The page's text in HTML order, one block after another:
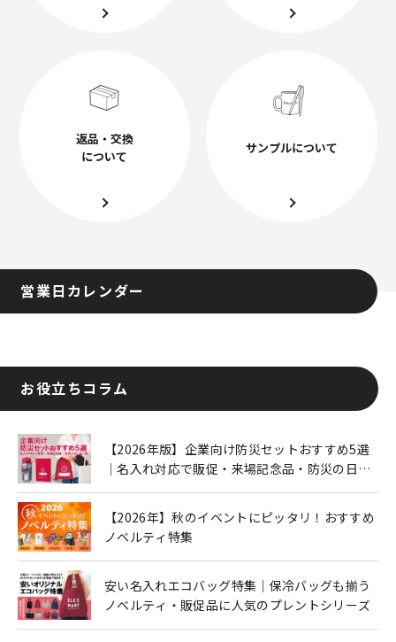
返品・交換
について
サンプルについて
営業日カレンダー
お役立ちコラム
【2026年版】企業向け防災セットおすすめ5選
｜名入れ対応で販促・来場記念品・防災の日に
【2026年】秋のイベントにピッタリ！おすすめ
ノベルティ特集
安い名入れエコバッグ特集｜保冷バッグも揃う
ノベルティ・販促品に人気のプレントシリーズ